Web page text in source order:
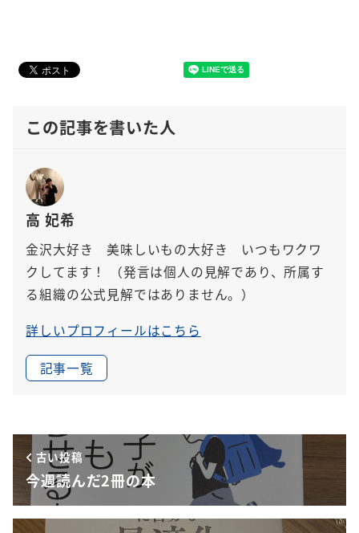
この記事を書いた人
高 妃希
金沢大好き 美味しいもの大好き いつもワクワ
クしてます！
（発言は個人の見解であり、所属す
る組織の公式見解ではありません。）
詳しいプロフィールはこちら
記事一覧
古い投稿
今週読んだ2冊の本